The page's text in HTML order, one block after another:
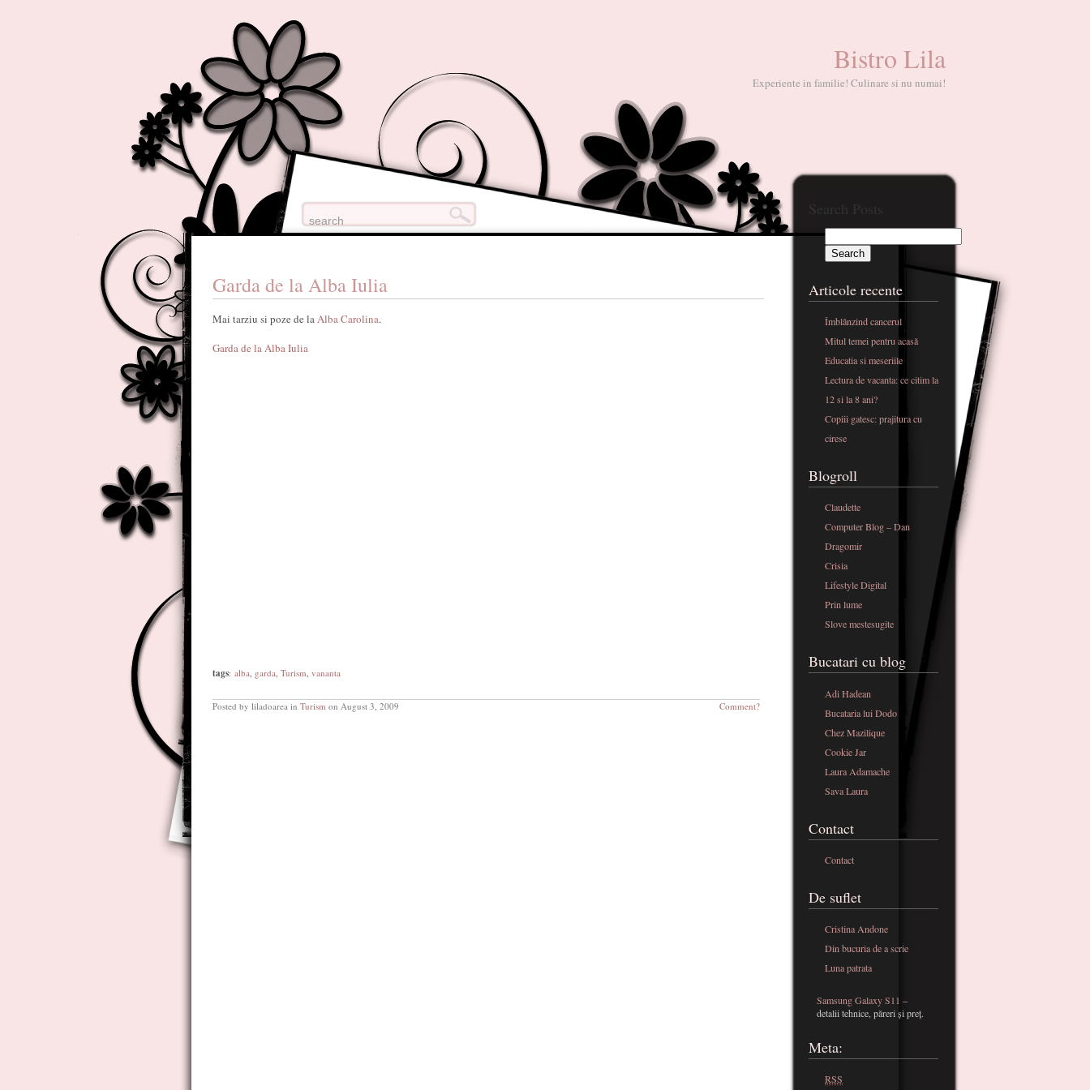
Bistro Lila
Experiente in familie! Culinare si nu numai!
Garda de la Alba Iulia
Mai tarziu si poze de laAlba Carolina.
Garda de la Alba Iulia
tags: alba, garda, Turism, vananta
Posted by liladoarea in Turism on August 3, 2009 Comment?
Search Posts
Articole recente
Îmblânzind cancerul
Mitul temei pentru acasă
Educatia si meseriile
Lectura de vacanta: ce citim la
12 si la 8 ani?
Copiii gatesc: prajitura cu
cirese
Blogroll
Claudette
Computer Blog – Dan
Dragomir
Crisia
Lifestyle Digital
Prin lume
Slove mestesugite
Bucatari cu blog
Adi Hadean
Bucataria lui Dodo
Chez Mazilique
Cookie Jar
Laura Adamache
Sava Laura
Contact
Contact
De suflet
Cristina Andone
Din bucuria de a scrie
Luna patrata
Samsung Galaxy S11 –
detalii tehnice, păreri și preț.
Meta:
RSS